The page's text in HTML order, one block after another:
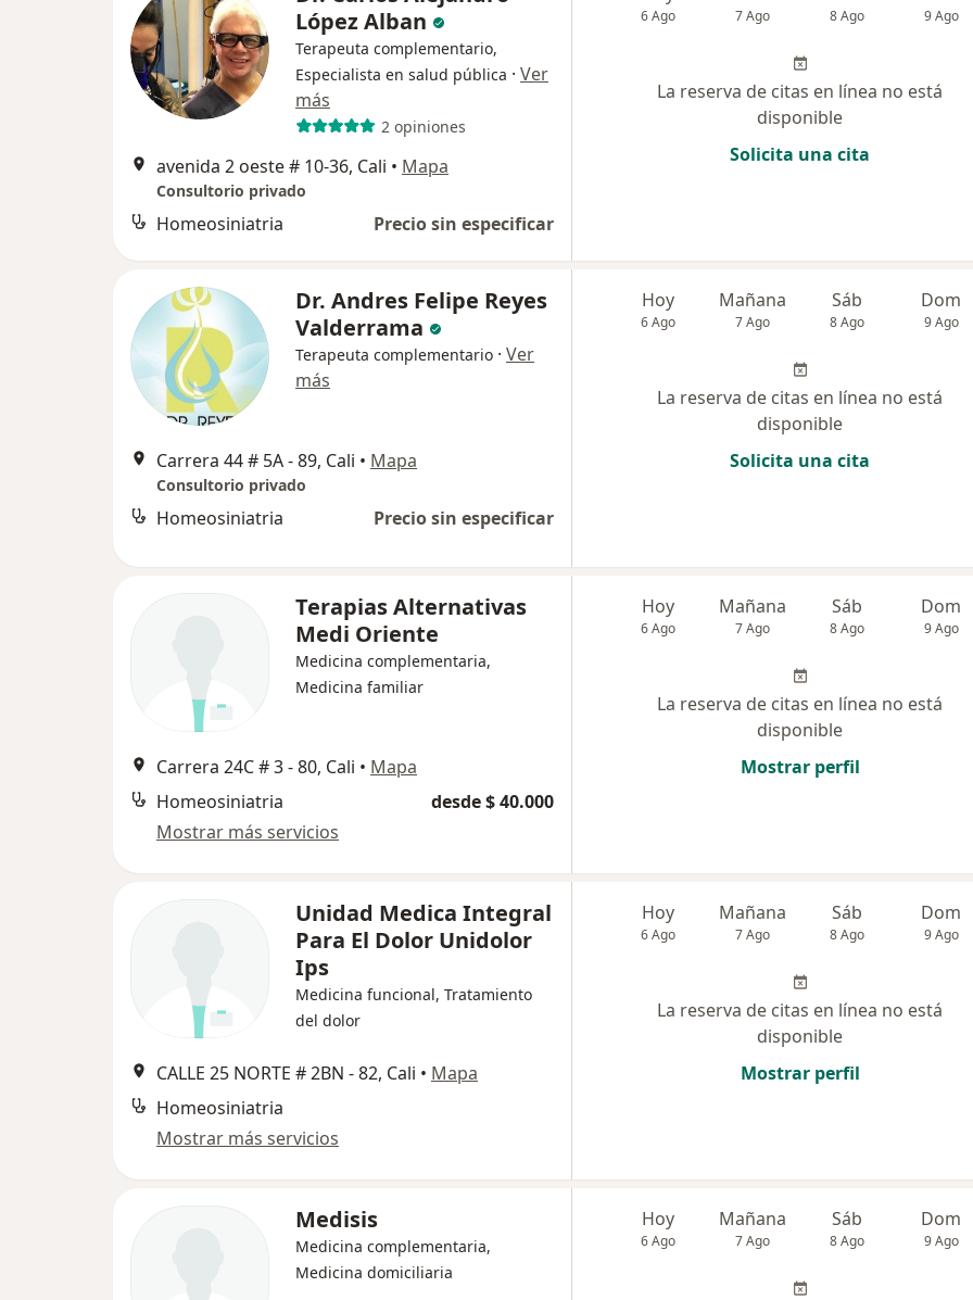
López Alban
Terapeuta complementario,
Especialista en salud pública · Ver
más
2 opiniones
avenida 2 oeste # 10-36, Cali • Mapa
Consultorio privado
Homeosiniatria Precio sin especificar
6 Ago 7 Ago 8 Ago 9 Ago
La reserva de citas en línea no está
disponible
Solicita una cita
Dr. Andres Felipe Reyes
Valderrama
Terapeuta complementario · Ver
más
Carrera 44 # 5A - 89, Cali • Mapa
Consultorio privado
Homeosiniatria Precio sin especificar
Hoy
6 Ago
Mañana
7 Ago
Sáb
8 Ago
Dom
9 Ago
La reserva de citas en línea no está
disponible
Solicita una cita
Terapias Alternativas
Medi Oriente
Medicina complementaria,
Medicina familiar
Carrera 24C # 3 - 80, Cali • Mapa
Homeosiniatria
desde $ 40.000
Mostrar más servicios
Hoy
6 Ago
Mañana
7 Ago
Sáb
8 Ago
Dom
9 Ago
La reserva de citas en línea no está
disponible
Mostrar perfil
Unidad Medica Integral
Para El Dolor Unidolor
Ips
Medicina funcional, Tratamiento
del dolor
CALLE 25 NORTE # 2BN - 82, Cali • Mapa
Homeosiniatria
Mostrar más servicios
Hoy
6 Ago
Mañana
7 Ago
Sáb
8 Ago
Dom
9 Ago
La reserva de citas en línea no está
disponible
Mostrar perfil
Medisis
Medicina complementaria,
Medicina domiciliaria
Hoy
6 Ago
Mañana
7 Ago
Sáb
8 Ago
Dom
9 Ago